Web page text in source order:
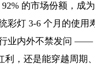
的市场份额，成
彩灯 3-6 个月的使用
业内外不禁发问 ——
利，还是能穿越周期